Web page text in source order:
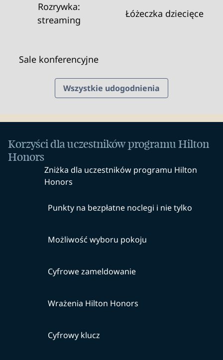
Rozrywka:
streaming
Łóżeczka dziecięce
Sale konferencyjne
Wszystkie udogodnienia
Korzyści dla uczestników programu Hilton
Honors
Zniżka dla uczestników programu Hilton
Honors
Punkty na bezpłatne noclegi i nie tylko
Możliwość wyboru pokoju
Cyfrowe zameldowanie
Wrażenia Hilton Honors
Cyfrowy klucz